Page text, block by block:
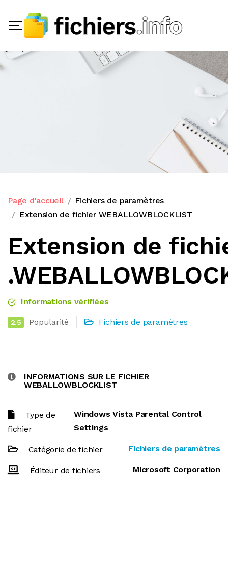
Page d'accueil
Fichiers de paramètres
Extension de fichier WEBALLOWBLOCKLIST
Extension de
Informations vérifiées
2.5 Popularité Fichiers de paramètres
INFORMATIONS SUR LE FICHIER
WEBALLOWBLOCKLIST
Type de
fichier
Windows Vista Parental Control
Settings
Catégorie de fichier Fichiers de paramètres
Éditeur de fichiers Microsoft Corporation